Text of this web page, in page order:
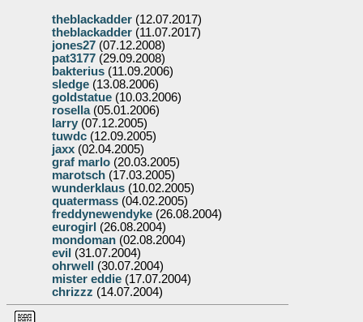
theblackadder (12.07.2017)
theblackadder (11.07.2017)
jones27 (07.12.2008)
pat3177 (29.09.2008)
bakterius (11.09.2006)
sledge (13.08.2006)
goldstatue (10.03.2006)
rosella(05.01.2006)
larry (07.12.2005)
tuwdc (12.09.2005)
jaxx (02.04.2005)
graf marlo (20.03.2005)
marotsch (17.03.2005)
wunderklaus (10.02.2005)
quatermass (04.02.2005)
freddynewendyke (26.08.2004)
eurogirl (26.08.2004)
mondoman (02.08.2004)
evil (31.07.2004)
ohrwell
(30.07.2004)
mister eddie (17.07.2004)
chrizzz (14.07.2004)